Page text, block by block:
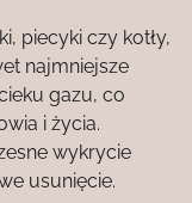
piecyki czy kotły,
najmniejsze
gazu, co
i życia.
wykrycie
usunięcie.